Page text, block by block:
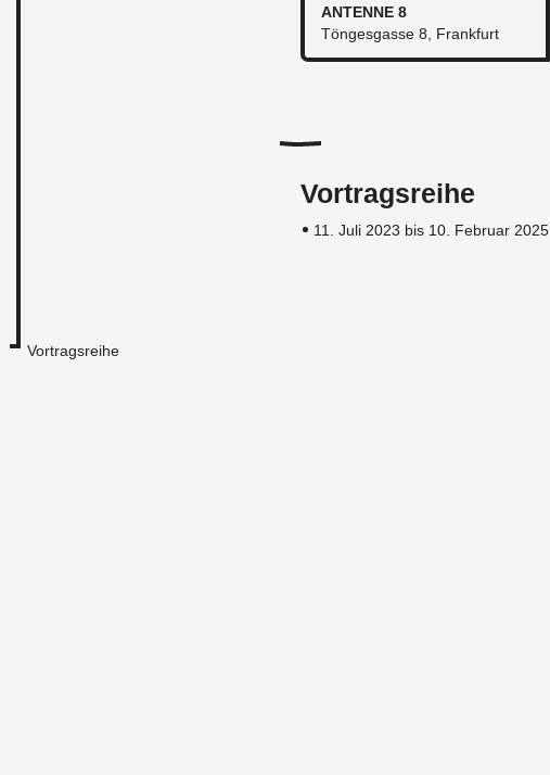
Vortragsreihe
AN­TEN­NE 8
Tön­ges­gas­se 8, Frank­furt
Vortragsreihe
11. Juli 2023 bis 10. Februar 2025